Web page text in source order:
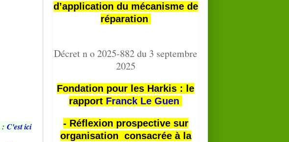
: C'est ici
d’application du mécanisme de
réparation
Décret n o 2025-882 du 3 septembre
2025
Fondation pour les Harkis : le
rapport Franck Le Guen
- Réflexion prospective sur
organisation consacrée à la